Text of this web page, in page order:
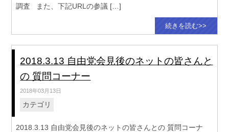
調査 また、下記URLの参議 […]
続きを読む>>
2018.3.13 自由党会見後のネットの皆さんと
の 質問コーナー
2018年03月13日
カテゴリ
2018.3.13 自由党会見後のネットの皆さんとの 質問コーナ